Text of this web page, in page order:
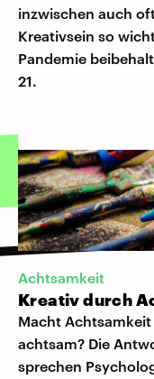
inzwischen auch
Kreativsein so
Pandemie
21.
Achtsamkeit
Kreativ durch
Macht
achtsam? Die
sprechen